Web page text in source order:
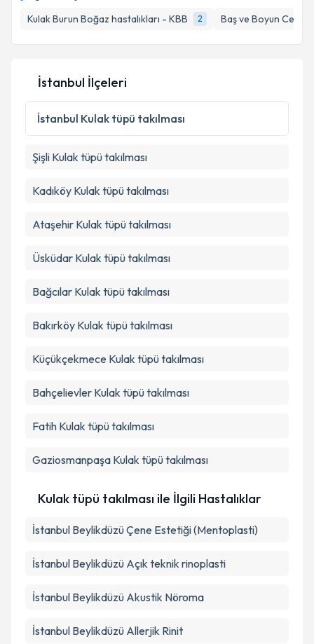
Kulak Burun Boğaz hastalıkları - KBB
2 Baş ve Boyun
Kişisel verilerimin işlenmesine ilişkinAydınlatma
Metni 'ni okudum ve kişisel verilerimin belirtilen
kapsamda işlenmesini kabul ediyorum.
İstanbul İlçeleri
İstanbul Kulak tüpü takılması
Şişli Kulak tüpü takılması
Kadıköy Kulak tüpü takılması
Ataşehir Kulak tüpü takılması
Üsküdar Kulak tüpü takılması
Bağcılar Kulak tüpü takılması
Bakırköy Kulak tüpü takılması
Küçükçekmece Kulak tüpü takılması
Bahçelievler Kulak tüpü takılması
Fatih Kulak tüpü takılması
Gaziosmanpaşa Kulak tüpü takılması
Kulak tüpü takılması ile İlgili Hastalıklar
İstanbul Beylikdüzü Çene Estetiği (Mentoplasti)
İstanbul Beylikdüzü Açık teknik rinoplasti
İstanbul Beylikdüzü Akustik Nöroma
İstanbul Beylikdüzü Allerjik Rinit